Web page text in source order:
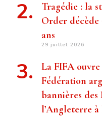
Tragédie : la
Order décède
ans
29 juillet 2026
La FIFA
Fédération
bannières
l’Angleterre